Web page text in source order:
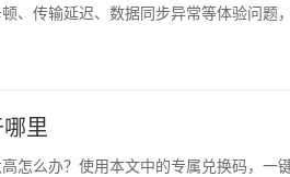
、传输延迟、数据同步异常等体验问题
，可覆盖影音音频、视频直播、国服游戏
里
怎么办？使用本文中的专属兑换码，一